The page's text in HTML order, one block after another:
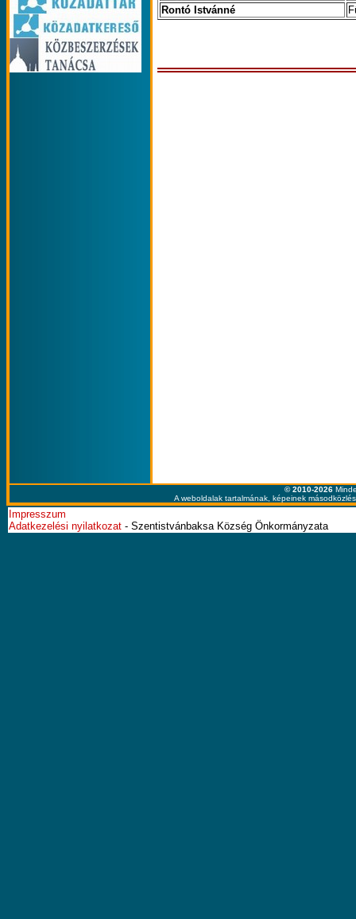
Rontó Istvánné
© 2010-2026
A weboldalak tartalmának, képeinek
Impresszum
Adatkezelési nyilatkozat - Szentistvánbaksa Község Önkormányzata